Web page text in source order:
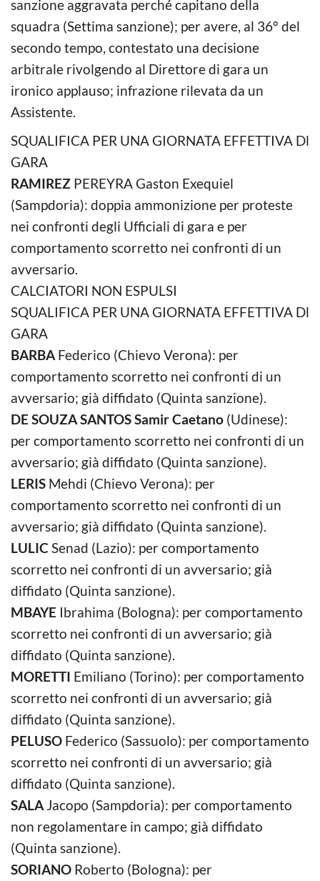
sanzione aggravata perché capitano della
squadra (Settima sanzione); per avere, al 36° del
secondo tempo, contestato una decisione
arbitrale rivolgendo al Direttore di gara un
ironico applauso; infrazione rilevata da un
Assistente.
SQUALIFICA PER UNA GIORNATA EFFETTIVA Dl
GARA
RAMIREZ PEREYRA Gaston Exequiel
(Sampdoria): doppia ammonizione per proteste
nei confronti degli Ufficiali di gara e per
comportamento scorretto nei confronti di un
avversario.
CALCIATORI NON ESPULSI
SQUALIFICA PER UNA GIORNATA EFFETTIVA Dl
GARA
BARBA Federico (Chievo Verona): per
comportamento scorretto nei confronti di un
avversario; già diffidato (Quinta sanzione).
DE SOUZA SANTOS Samir Caetano (Udinese):
per comportamento scorretto nei confronti di un
avversario; già diffidato (Quinta sanzione).
LERIS Mehdi (Chievo Verona): per
comportamento scorretto nei confronti di un
avversario; già diffidato (Quinta sanzione).
LULIC Senad (Lazio): per comportamento
scorretto nei confronti di un avversario; già
diffidato (Quinta sanzione).
MBAYE Ibrahima (Bologna): per comportamento
scorretto nei confronti di un avversario; già
diffidato (Quinta sanzione).
MORETTI Emiliano (Torino): per comportamento
scorretto nei confronti di un avversario; già
diffidato (Quinta sanzione).
PELUSO Federico (Sassuolo): per comportamento
scorretto nei confronti di un avversario; già
diffidato (Quinta sanzione).
SALA Jacopo (Sampdoria): per comportamento
non regolamentare in campo; già diffidato
(Quinta sanzione).
SORIANO Roberto (Bologna): per